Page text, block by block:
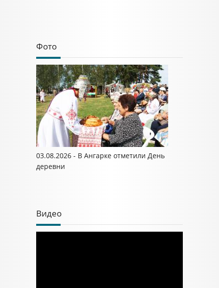
Фото
03.08.2026 - В Ангарке отметили День
деревни
Видео